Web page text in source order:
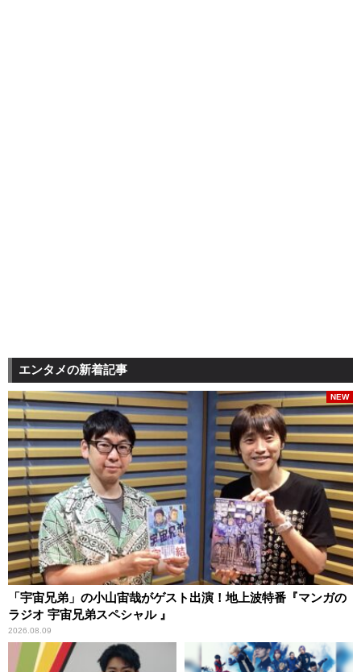
エンタメの新着記事
「宇宙兄弟」の小山宙哉がゲスト出演！地上波特番『マンガの
ラジオ 宇宙兄弟スペシャル 』
2026.08.09
NEW